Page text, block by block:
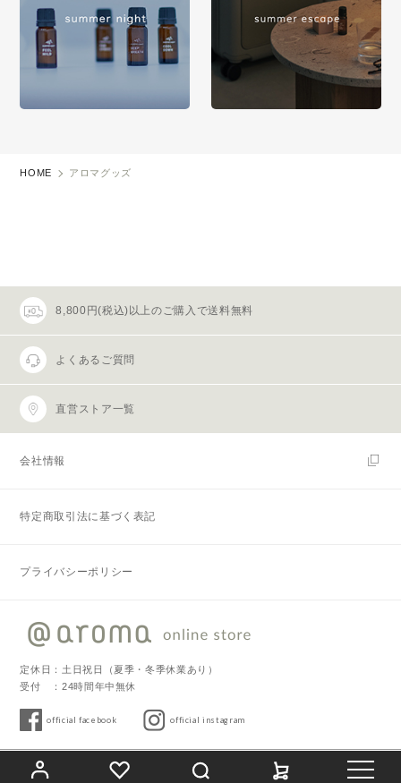
HOME アロマグッズ
8,800円(税込)以上のご購入で送料無料
よくあるご質問
直営ストア一覧
会社情報
特定商取引法に基づく表記
プライバシーポリシー
定休日：土日祝日（夏季・冬季休業あり）
受付 ：24時間年中無休
official facebook official instagram
Copyright © 2019 @aroma. All Rights Reserved.